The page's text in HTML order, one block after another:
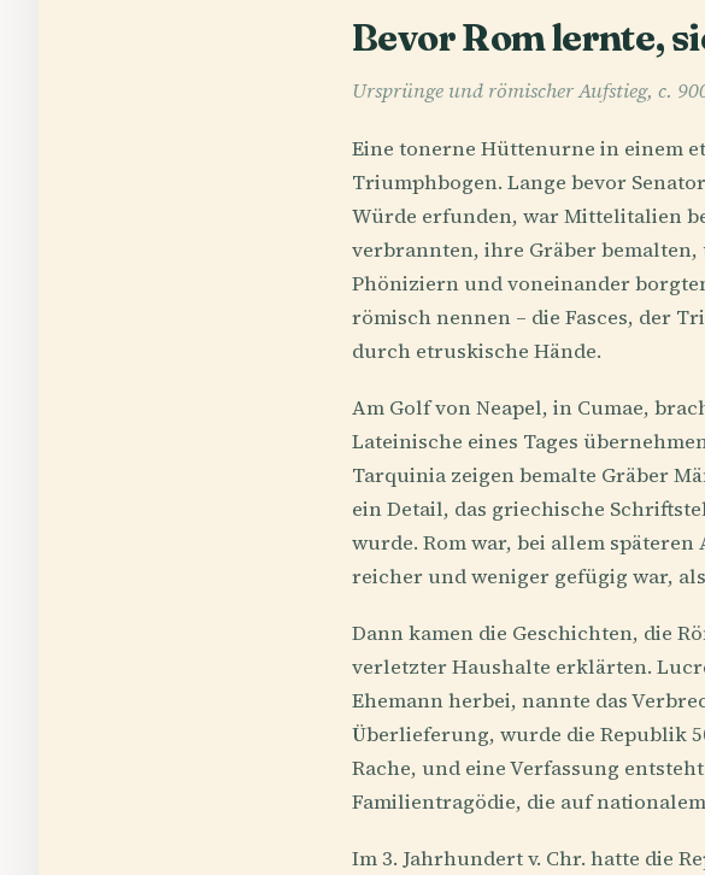
Bevor Rom lernte,
Ursprünge und römischer Aufstieg, c.
Eine tonerne Hüttenurne in einem
Triumphbogen. Lange bevor
Würde erfunden, war Mittelitalien
verbrannten, ihre Gräber
Phöniziern und voneinander
römisch nennen – die Fasces, der
durch etruskische Hände.
Am Golf von Neapel, in Cumae,
Lateinische eines Tages
Tarquinia zeigen bemalte Gräber
ein Detail, das griechische
wurde. Rom war, bei allem
reicher und weniger gefügig war,
Dann kamen die Geschichten, die
verletzter Haushalte erklärten.
Ehemann herbei, nannte das
Überlieferung, wurde die Republik
Rache, und eine Verfassung
Familientragödie, die auf
Im 3. Jahrhundert v. Chr. hatte die